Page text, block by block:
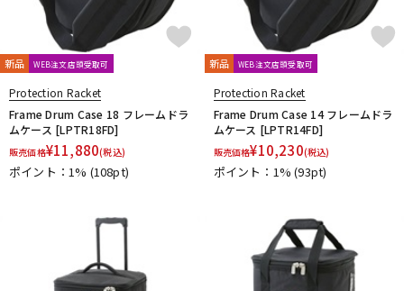
新品 WEB注文店頭受取可
Protection Racket
Frame Drum Case 18 フレームドラ
ムケース [LPTR18FD]
販売価格¥11,880(税込)
ポイント：1% (108pt)
新品 WEB注文店頭受取可
Protection Racket
Frame Drum Case 14 フレームドラ
ムケース [LPTR14FD]
販売価格¥10,230(税込)
ポイント：1%(93pt)